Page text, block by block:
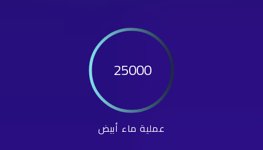
25000
عملية ماء أبيض